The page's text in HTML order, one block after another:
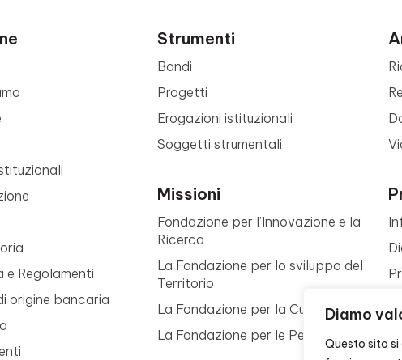
Diamo
Questo sito si
e Regolamenti
origine bancaria
Strumenti
Bandi
Progetti
Erogazioni istituzionali
Soggetti strumentali
Missioni
Fondazione per l’Innovazione e la
Ricerca
La Fondazione per lo sviluppo del
Territorio
La Fondazione per la Cultura
La Fondazione per le Persone